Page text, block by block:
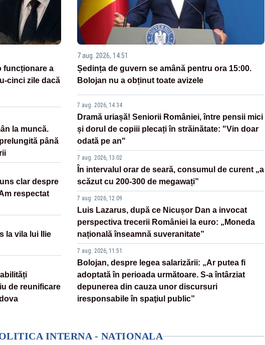
funcționare a
cinci zile dacă
la muncă.
până
clar despre
respectat
la vila lui Ilie
de reunificare
7 aug. 2026, 14:51
Ședința de guvern se amână pentru ora 15:00.
Bolojan nu a obținut toate avizele
7 aug. 2026, 14:34
Dramă uriașă! Seniorii României, între pensii mici
și dorul de copiii plecați în străinătate: "Vin doar
odată pe an"
7 aug. 2026, 13:02
În intervalul orar de seară, consumul de curent „a
scăzut cu 200-300 de megawați”
7 aug. 2026, 12:09
Luis Lazarus, după ce Nicușor Dan a invocat
perspectiva trecerii României la euro: „Moneda
națională înseamnă suveranitate”
7 aug. 2026, 11:51
Bolojan, despre legea salarizării: „Ar putea fi
adoptată în perioada următoare. S-a întârziat
depunerea din cauza unor discursuri
iresponsabile în spaţiul public”
INTERNA - NATIONALA